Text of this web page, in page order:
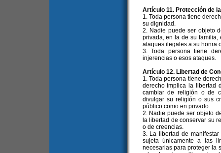
Artículo 11. Protección de
1. Toda persona tiene
su dignidad.
2. Nadie puede ser objeto
privada, en la de su
ataques ilegales a su honra
3. Toda persona tiene
injerencias o esos ataques.
Artículo 12. Libertad de
1. Toda persona tiene
derecho implica la libertad
cambiar de religión o de
divulgar su religión o sus
público como en privado.
2. Nadie puede ser objeto
la libertad de conservar su
o de creencias.
3. La libertad de
sujeta únicamente a las
necesarias para proteger la